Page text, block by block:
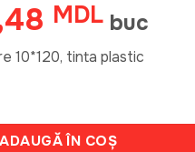
MDLPrețul
curent
este:
buc
10*120, tinta plastic
10*120, tinta plastic
ADAUGĂ ÎN COȘ